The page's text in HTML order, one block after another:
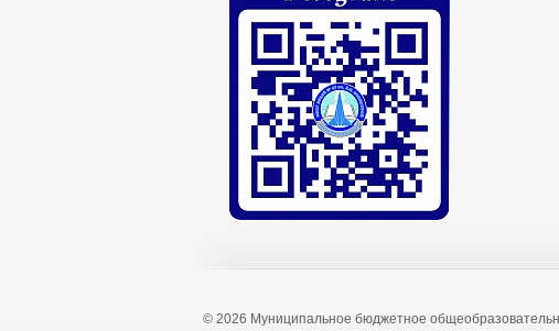
© 2026 Муниципальное бюджетное